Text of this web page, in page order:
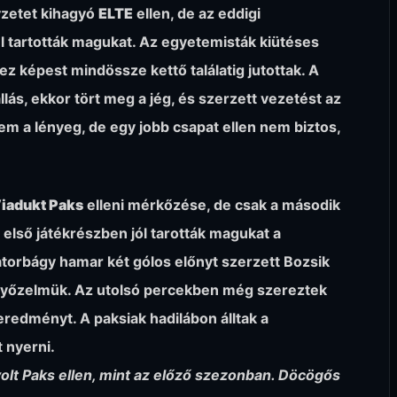
kihagyó ELTEellen, de az eddigi
magukat. Az egyetemisták kiütéses
képest mindössze kettő találatig jutottak. A
ekkor tört meg a jég, és szerzett vezetést az
a lényeg, de egy jobb csapat ellen nem biztos,
Pakselleni mérkőzése, de csak a második
játékrészben jól tarották magukat a
hamar két gólos előnyt szerzett Bozsik
Az utolsó percekben még szereztek
A paksiak hadilábon álltak a
nyerni.
Paks ellen, mint az előző szezonban. Döcögős